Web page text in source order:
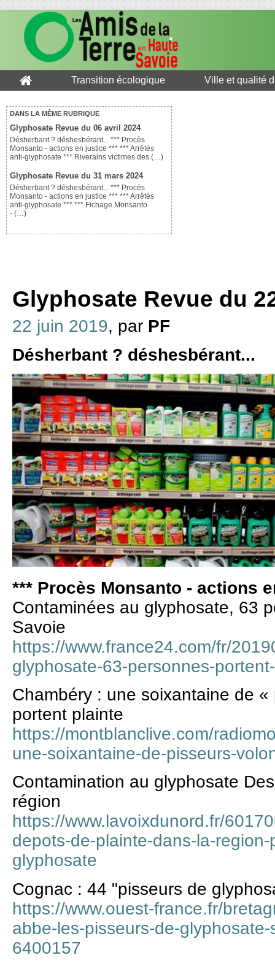
Transition écologique Ville et qualité
DANS LA MÊME RUBRIQUE
Glyphosate Revue du 06 avril 2024
Désherbant ? déshesbérant... *** Procès
Monsanto - actions en justice *** *** Arrêtés
anti-glyphosate *** Riverains victimes des (…)
Glyphosate Revue du 31 mars 2024
Désherbant ? déshesbérant... *** Procès
Monsanto - actions en justice *** *** Arrêtés
anti-glyphosate *** *** Fichage Monsanto
- (…)
Glyphosate Revue du
22 juin 2019, par PF
Désherbant ? déshesbérant...
*** Procès Monsanto - actions
Contaminées au glyphosate, 63
Savoie
https://www.france24.com/fr/
glyphosate-63-personnes-
Chambéry : une soixantaine de
portent plainte
https://montblanclive.com/
une-soixantaine-de-pisseurs-
Contamination au glyphosate
région
https://www.lavoixdunord.fr/
depots-de-plainte-dans-la-
glyphosate
Cognac : 44 "pisseurs de
https://www.ouest-france.fr/
abbe-les-pisseurs-de-
6400157